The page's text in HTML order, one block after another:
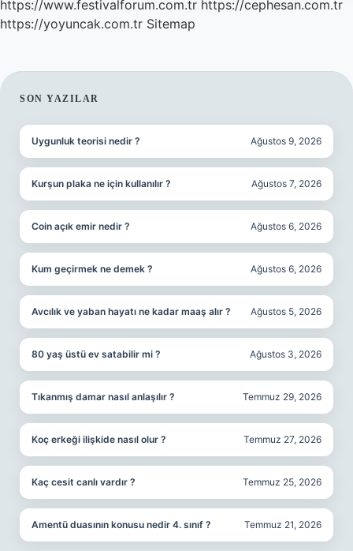
https://www.festivalforum.com.tr https://cephesan.com.tr
https://yoyuncak.com.tr Sitemap
SIDEBAR
SON YAZILAR
Uygunluk teorisi nedir ? Ağustos 9, 2026
Kurşun plaka ne için kullanılır ? Ağustos 7, 2026
Coin açık emir nedir ? Ağustos 6, 2026
Kum geçirmek ne demek ? Ağustos 6, 2026
Avcılık ve yaban hayatı ne kadar maaş alır ? Ağustos 5, 2026
80 yaş üstü ev satabilir mi ? Ağustos 3, 2026
Tıkanmış damar nasıl anlaşılır ? Temmuz 29, 2026
Koç erkeği ilişkide nasıl olur ? Temmuz 27, 2026
Kaç cesit canlı vardır ? Temmuz 25, 2026
Amentü duasının konusu nedir 4. sınıf ? Temmuz 21, 2026